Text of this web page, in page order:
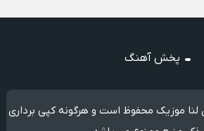
پخش آهنگ
لنا موزیک محفوظ است و هرگونه کپی برداری